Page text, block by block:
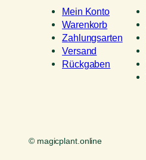
Mein Konto
Warenkorb
Zahlungsarten
Versand
Rückgaben
© magicplant.online